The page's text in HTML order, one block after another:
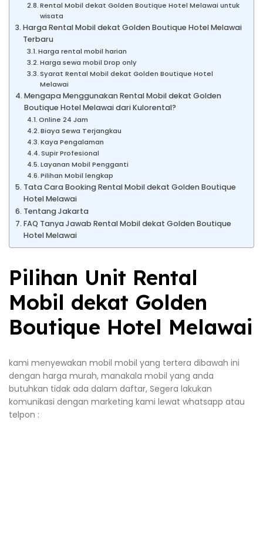
Rental Mobil dekat Golden Boutique Hotel Melawai untuk
wisata
Harga Rental Mobil dekat Golden Boutique Hotel Melawai
Terbaru
Harga rental mobil harian
Harga sewa mobil Drop only
Syarat Rental Mobil dekat Golden Boutique Hotel
Melawai
Mengapa Menggunakan Rental Mobil dekat Golden
Boutique Hotel Melawai dari Kulorental?
Online 24 Jam
Biaya Sewa Terjangkau
Kaya Pengalaman
Supir Profesional
Layanan Mobil Pengganti
Pilihan Mobil lengkap
Tata Cara Booking Rental Mobil dekat Golden Boutique
Hotel Melawai
Tentang Jakarta
FAQ Tanya Jawab Rental Mobil dekat Golden Boutique
Hotel Melawai
Pilihan Unit Rental
Mobil dekat Golden
Boutique Hotel Melawai
kami menyewakan mobil mobil yang tertera dibawah ini
dengan harga murah, manakala mobil yang anda
butuhkan tidak ada dalam daftar, Segera lakukan
komunikasi dengan marketing kami lewat whatsapp atau
telpon :